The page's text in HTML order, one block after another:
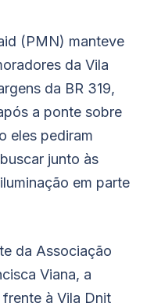
(PMN) manteve
da Vila
da BR 319,
a ponte sobre
eles pediram
junto às
em parte
da Associação
Viana, a
à Vila Dnit